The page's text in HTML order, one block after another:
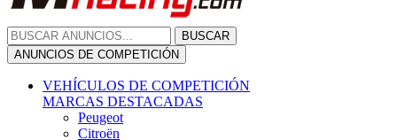
BUSCAR
ANUNCIOS DE COMPETICIÓN
VEHÍCULOS DE COMPETICIÓN
MARCAS DESTACADAS
Peugeot
Citroën
Renault